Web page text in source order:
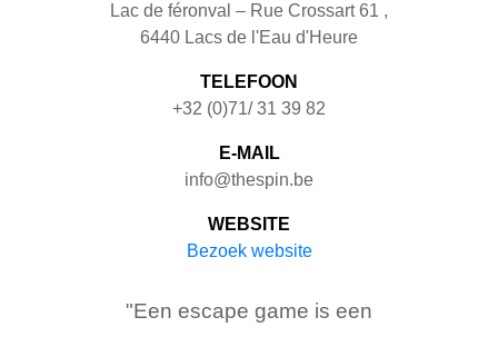
Lac de féronval – Rue Crossart 61 ,
6440 Lacs de l'Eau d'Heure
TELEFOON
+32 (0)71/ 31 39 82
E-MAIL
info@thespin.be
WEBSITE
Bezoek website
"Een escape game is een